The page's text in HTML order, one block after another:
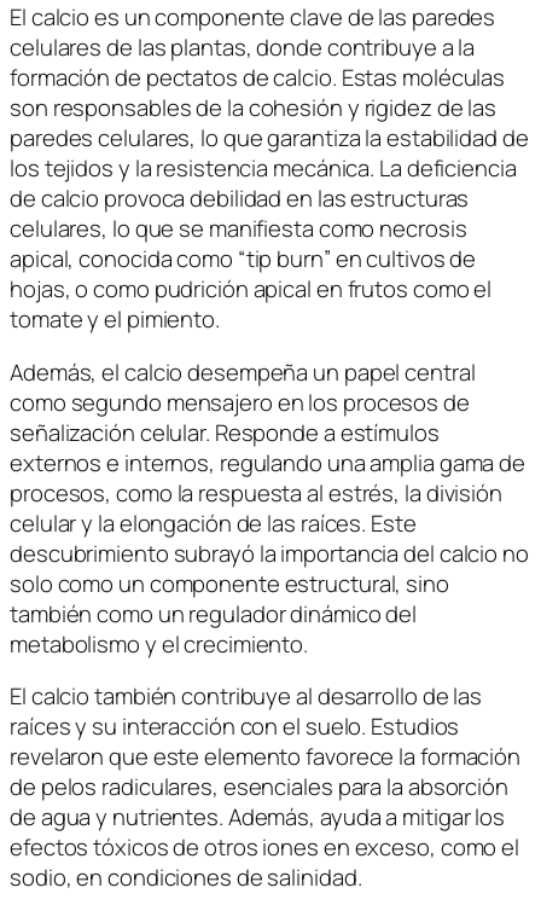
El calcio es un componente clave de las paredes
celulares de las plantas, donde contribuye a la
formación de pectatos de calcio. Estas moléculas
son responsables de la cohesión y rigidez de las
paredes celulares, lo que garantiza la estabilidad de
los tejidos y la resistencia mecánica. La deficiencia
de calcio provoca debilidad en las estructuras
celulares, lo que se manifiesta como necrosis
apical, conocida como “tip burn” en cultivos de
hojas, o como pudrición apical en frutos como el
tomate y el pimiento.
Además, el calcio desempeña un papel central
como segundo mensajero en los procesos de
señalización celular. Responde a estímulos
externos e internos, regulando una amplia gama de
procesos, como la respuesta al estrés, la división
celular y la elongación de las raíces. Este
descubrimiento subrayó la importancia del calcio no
solo como un componente estructural, sino
también como un regulador dinámico del
metabolismo y el crecimiento.
El calcio también contribuye al desarrollo de las
raíces y su interacción con el suelo. Estudios
revelaron que este elemento favorece la formación
de pelos radiculares, esenciales para la absorción
de agua y nutrientes. Además, ayuda a mitigar los
efectos tóxicos de otros iones en exceso, como el
sodio, en condiciones de salinidad.